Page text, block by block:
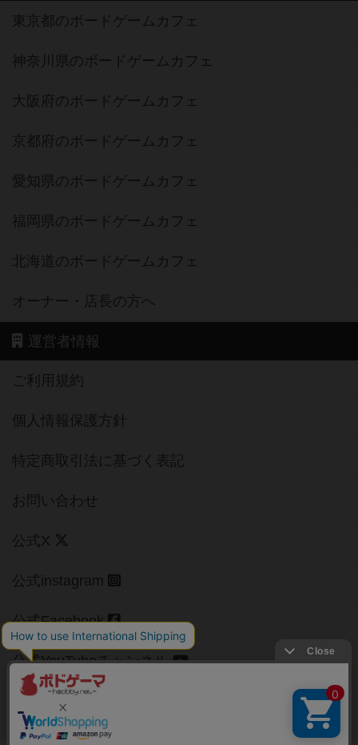
東京都のボードゲームカフェ
神奈川県のボードゲームカフェ
大阪府のボードゲームカフェ
京都府のボードゲームカフェ
愛知県のボードゲームカフェ
福岡県のボードゲームカフェ
北海道のボードゲームカフェ
オーナー・店長の方へ
運営者情報
ご利用規約
個人情報保護方針
特定商取引法に基づく表記
お問い合わせ
公式X
公式instagram
公式Facebook
公式YouTubeチャンネル